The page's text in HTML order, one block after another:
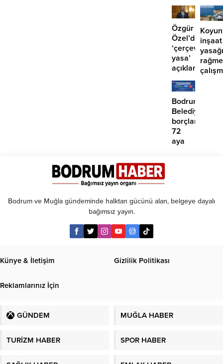
girdi:
2
Özgür
Özel’den
‘çerçeve
yasa’
açıklaması:
atma
çabamız
yok’
inşaat
Bodrum
borçlara
72
aya
Bodrum ve Muğla gündeminde halktan gücünü alan, belgeye dayalı
bağımsız yayın.
Künye & İletişim Gizlilik Politikası
Reklamlarınız İçin
GÜNDEM MUĞLA HABER
TURİZM HABER SPOR HABER